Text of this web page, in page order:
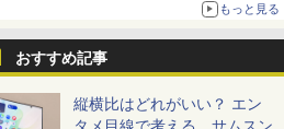
もっと見る
おすすめ記事
縦横比はどれがいい？ エン